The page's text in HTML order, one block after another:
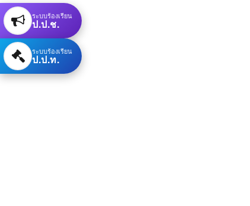
ระบบร้องเรียน
ป.ป.ช.
ระบบร้องเรียน
ป.ป.ท.